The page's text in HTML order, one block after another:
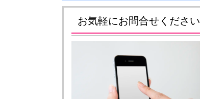
お気軽にお問合せください